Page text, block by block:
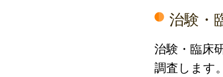
治験・
治験・臨床
調査します